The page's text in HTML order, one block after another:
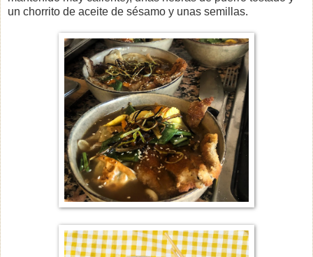
un chorrito de aceite de sésamo y unas semillas.